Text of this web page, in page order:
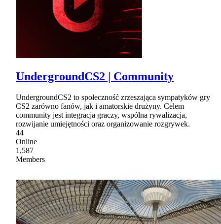
UndergroundCS2 | Community
UndergroundCS2 to społeczność zrzeszająca sympatyków gry
CS2 zarówno fanów, jak i amatorskie drużyny. Celem
community jest integracja graczy, wspólna rywalizacja,
rozwijanie umiejętności oraz organizowanie rozgrywek.
44
Online
1,587
Members